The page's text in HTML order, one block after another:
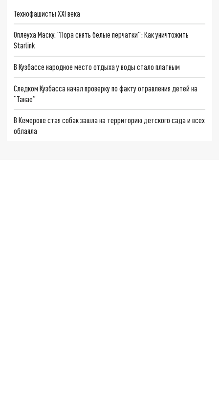
Технофашисты XXI века
Оплеуха Маску. "Пора снять белые перчатки": Как уничтожить
Starlink
В Кузбассе народное место отдыха у воды стало платным
Следком Кузбасса начал проверку по факту отравления детей на
“Танае”
В Кемерове стая собак зашла на территорию детского сада и всех
облаяла